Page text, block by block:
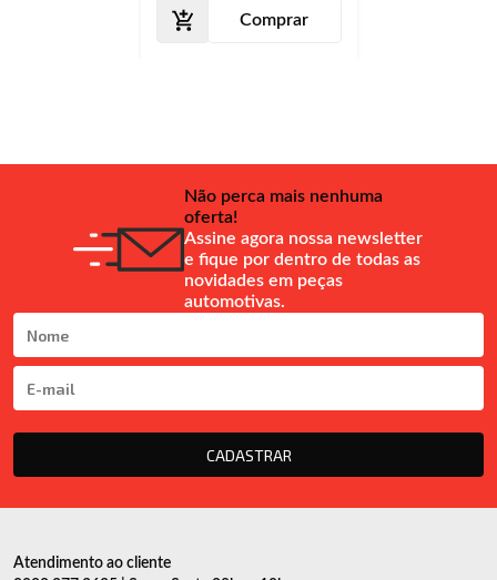
Comprar
Não perca mais nenhuma
oferta!
Assine agora nossa newsletter
e fique por dentro de todas as
novidades em peças
automotivas.
CADASTRAR
Atendimento ao cliente